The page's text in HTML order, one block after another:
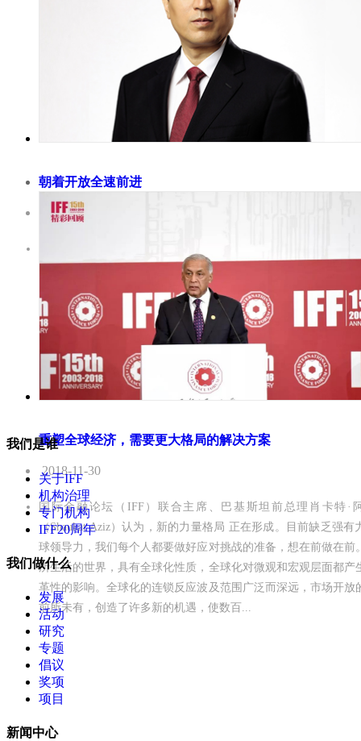
高，也更容易受到溢出风险的影响——金融传染和波动性。随着
币政策常态化，墨西哥银行副行长哈维尔·古兹曼·卡拉费尔
Guzman Calafell）认为合作是通往前进的道路。2017年至2018年
资本源源不断流向新兴市场经济体；然而自2018年4月以来，资
朝着开放全速前进
2018-11-30
行行长郑之杰认为中国将为下一阶段的全球化设定基调，并阐述
国家开发银行在深化改革和高质量发展方面可以发挥的作用。
经济全球化大潮不断向前，世界正在经历新一轮大发展、大变革
整。经济全球化是社会生产力发展的必然结果，以及资本、商品
力等要素流动的客观要求。在过...
重塑全球经济，需要更大格局的解决方案
2018-11-30
国际金融论坛（IFF）联合主席、巴基斯坦前总理肖卡特·
（Shaukat Aziz）认为，新的力量格局 正在形成。目前缺乏强有
球领导力，我们每个人都要做好应对挑战的准备，想在前做在前
所生活的世界，具有全球化性质，全球化对微观和宏观层面都产
革性的影响。全球化的连锁反应波及范围广泛而深远，市场开放
前所未有，创造了许多新的机遇，使数百...
我们是谁
关于IFF
机构治理
专门机构
IFF20周年
我们做什么
发展
活动
研究
专题
倡议
奖项
项目
新闻中心